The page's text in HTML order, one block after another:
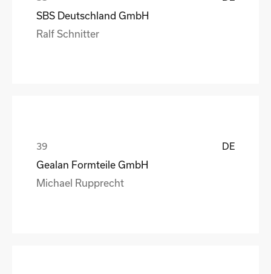
SBS Deutschland GmbH
Ralf Schnitter
DE
Gealan Formteile GmbH
Michael Rupprecht